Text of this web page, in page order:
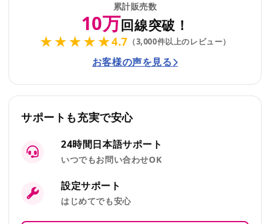
累計販売数
10万回線突破！
★★★★★4.7 （3,000件以上のレビュー）
お客様の声を見る
サポートも充実で安心
24時間日本語サポート
いつでもお問い合わせOK
設定サポート
はじめてでも安心